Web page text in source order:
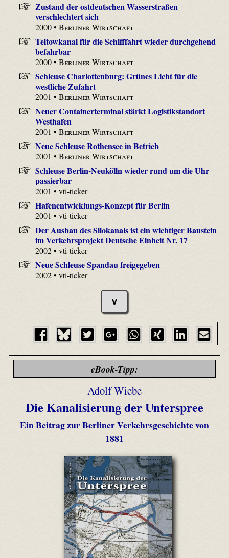
Zustand der ostdeutschen Wasserstraßen
verschlechtert sich
2000 •Berliner Wirtschaft
Teltowkanal für die Schifffahrt wieder durchgehend
befahrbar
2000 •Berliner Wirtschaft
Schleuse Charlottenburg: Grünes Licht für die
westliche Zufahrt
2001 •Berliner Wirtschaft
Neuer Containerterminal stärkt Logistikstandort
Westhafen
2001 •Berliner Wirtschaft
Neue Schleuse Rothensee in Betrieb
2001 •Berliner Wirtschaft
Schleuse Berlin-Neukölln wieder rund um die Uhr
passierbar
2001 • vti-ticker
Hafenentwicklungs-Konzept für Berlin
2001 • vti-ticker
Der Ausbau des Silokanals ist ein wichtiger Baustein
im Verkehrsprojekt Deutsche Einheit Nr. 17
2002 • vti-ticker
Neue Schleuse Spandau freigegeben
2002 • vti-ticker
∨
eBook-Tipp:
Adolf Wiebe
Die Kanalisierung der Unterspree
Ein Beitrag zur Berliner Verkehrsgeschichte von
1881